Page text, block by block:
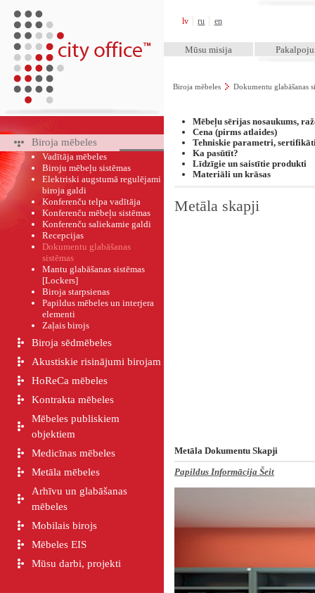
lv ru en
Mūsu misija
Biroja mēbeles Dokumentu glabāšanas
Biroja mēbeles
Vadītāja mēbeles
Biroju mēbeļu sistēmas
Elektriski augstumā regulējami
biroja galdi
Konferenču telpa vadītāja
Konferenču mēbeļu sistēmas
Konferenču saliekamie galdi
Recepcijas
Dokumentu glabāšanas
sistēmas
Mantu glabāšanas sistēmas
[Lockers]
Biroja starpsienas
Papildus mēbeles un interjera
elementi
Zaļais birojs
Biroja sēdmēbeles
Akustiskie risinājumi birojam
HoReCa mēbeles
Kontrakta mēbeles
Mēbeles publiskiem
objektiem
Medicīnas mēbeles
Metāla mēbeles
Arhīvu un glabāšanas
mēbeles
Mobilais birojs
Mēbeles EIS
Mūsu darbi, projekti
Mēbeļu sērijas nosaukums,
Cena (pirms atlaides)
Tehniskie parametri,
Ka pasūtīt?
Līdzīgie un saistītie produkti
Materiāli un krāsas
Metāla skapji
Metāla Dokumentu Skapji
Papildus Informācija Šeit